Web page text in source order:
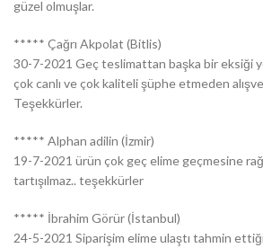
güzel olmuşlar.
***** Çağrı Akpolat (Bitlis)
30-7-2021 Geç teslimattan başka bir eksiği
çok canlı ve çok kaliteli şüphe etmeden
Teşekkürler.
***** Alphan adilin (İzmir)
19-7-2021 ürün çok geç elime geçmesine
tartışılmaz.. teşekkürler
***** İbrahim Görür (İstanbul)
24-5-2021 Siparişim elime ulaştı tahmin